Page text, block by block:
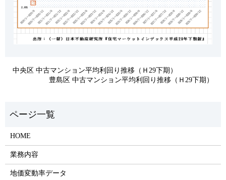
中央区 中古マンション平均利回り推移（Ｈ29下期）
豊島区 中古マンション平均利回り推移（Ｈ29下期）
HOME
業務内容
地価変動率データ